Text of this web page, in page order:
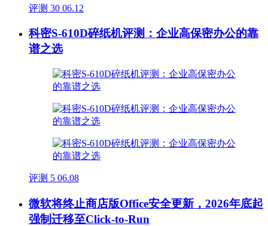
评测 30 06.12
科密S-610D碎纸机评测：企业高保密办公的靠
谱之选
评测 5 06.08
微软将终止商店版Office安全更新，2026年底起
强制迁移至Click-to-Run